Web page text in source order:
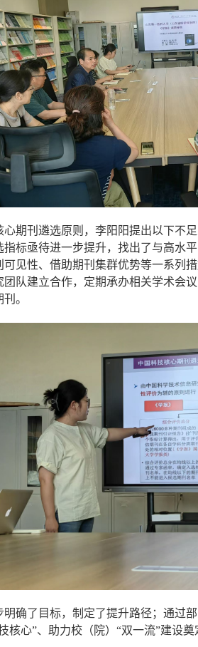
期刊遴选原则，李阳阳提出以下不
标亟待进一步提升，找出了与高水
见性、借助期刊集群优势等一系列
队建立合作，定期承办相关学术会
。
确了目标，制定了提升路径；通过
核心”、助力校（院）“双一流”建设奠